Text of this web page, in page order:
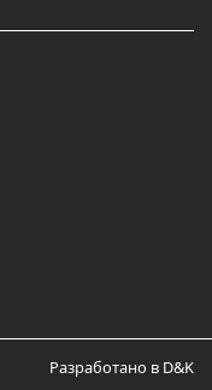
Разработано в D&K